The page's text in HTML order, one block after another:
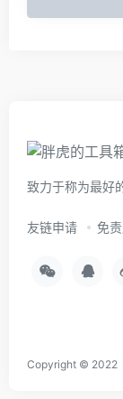
致力于称为最好
友链申请 免
Copyright © 2022